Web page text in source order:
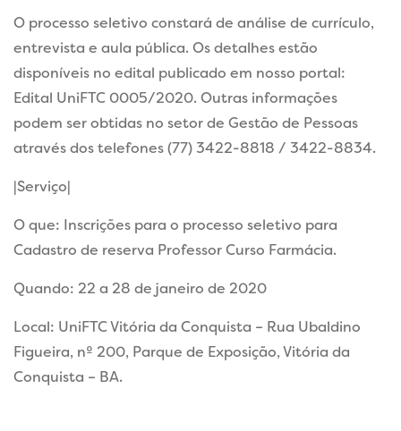
O processo seletivo constará de análise de currículo,
entrevista e aula pública. Os detalhes estão
disponíveis no edital publicado em nosso portal:
Edital UniFTC 0005/2020. Outras informações
podem ser obtidas no setor de Gestão de Pessoas
através dos telefones (77) 3422-8818 / 3422-8834.
|Serviço|
O que: Inscrições para o processo seletivo para
Cadastro de reserva Professor Curso Farmácia.
Quando: 22 a 28 de janeiro de 2020
Local: UniFTC Vitória da Conquista – Rua Ubaldino
Figueira, nº 200, Parque de Exposição, Vitória da
Conquista – BA.